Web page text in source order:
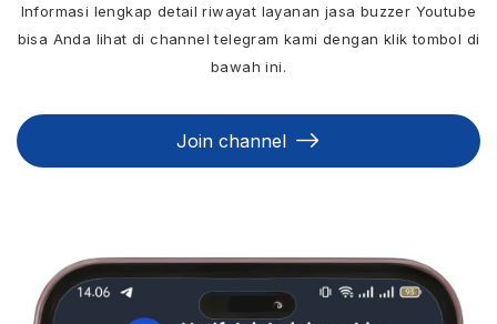
Informasi lengkap detail riwayat layanan jasa buzzer Youtube
bisa Anda lihat di channel telegram kami dengan klik tombol di
bawah ini.
Join channel